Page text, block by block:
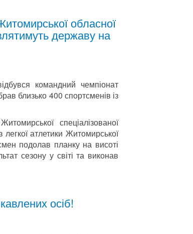
обласної
державу на
командний чемпіонат
близько 400 спортсменів із
спеціалізованої
атлетики Житомирської
подолав планку на висоті
сезону у світі та виконав
осіб!